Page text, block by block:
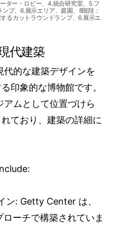
ター・ロビー、4.統合研究室、5.フ
プ、6.展示エリア、庭園、8階段：
るカットラウンドランプ、6.展示エ
代建築
的な建築デザインを
印象的な博物館です。
ムとして位置づけら
ており、建築の詳細に
ン: Getty Center は、
ローチで構築されていま